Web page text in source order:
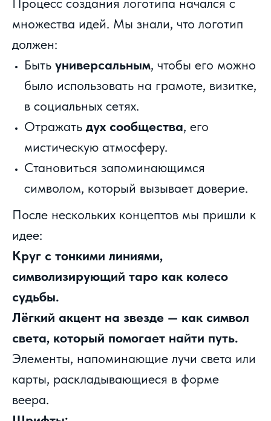
множества идей. Мы знали, что логотип
должен:
Быть универсальным, чтобы его можно
было использовать на грамоте, визитке,
в социальных сетях.
Отражать дух сообщества, его
мистическую атмосферу.
Становиться запоминающимся
символом, который вызывает доверие.
После нескольких концептов мы пришли к
идее:
Круг с тонкими линиями,
символизирующий таро как колесо
судьбы.
Лёгкий акцент на звезде — как символ
света, который помогает найти путь.
Элементы, напоминающие лучи света или
карты, раскладывающиеся в форме
веера.